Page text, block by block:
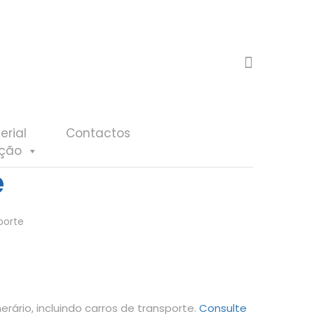
Contactos
incluindo carros de transporte. Consulte